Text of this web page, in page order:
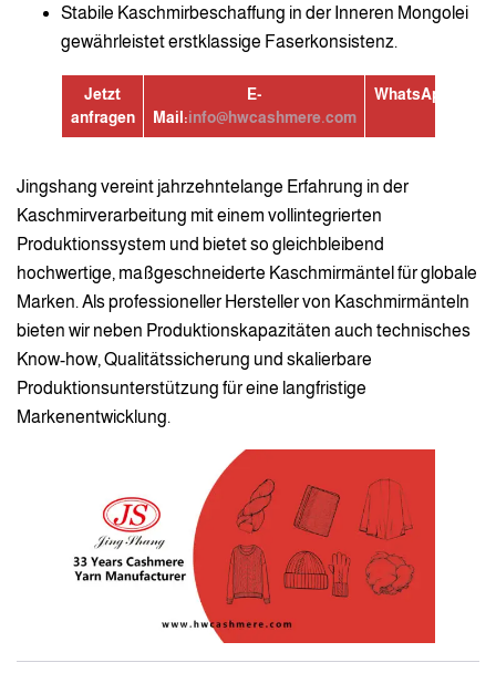
Stabile Kaschmirbeschaffung in der Inneren Mongolei
gewährleistet erstklassige Faserkonsistenz.
Jetzt
anfragen
E-
Mail:info@hwcashmere.com
WhatsApp:
Jingshang vereint jahrzehntelange Erfahrung in der
Kaschmirverarbeitung mit einem vollintegrierten
Produktionssystem und bietet so gleichbleibend
hochwertige, maßgeschneiderte Kaschmirmäntel für globale
Marken. Als professioneller Hersteller von Kaschmirmänteln
bieten wir neben Produktionskapazitäten auch technisches
Know-how, Qualitätssicherung und skalierbare
Produktionsunterstützung für eine langfristige
Markenentwicklung.